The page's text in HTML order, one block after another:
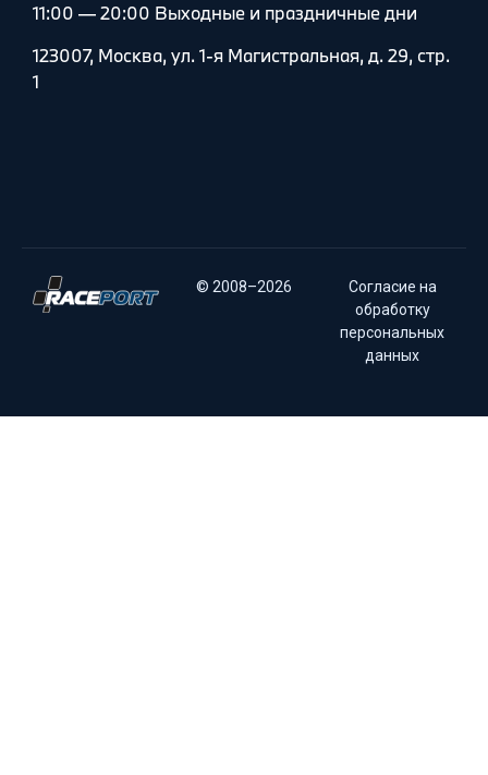
11:00 — 20:00 Выходные и праздничные дни
123007, Москва, ул. 1-я Магистральная, д. 29, стр.
1
© 2008–2026
Согласие на
обработку
персональных
данных